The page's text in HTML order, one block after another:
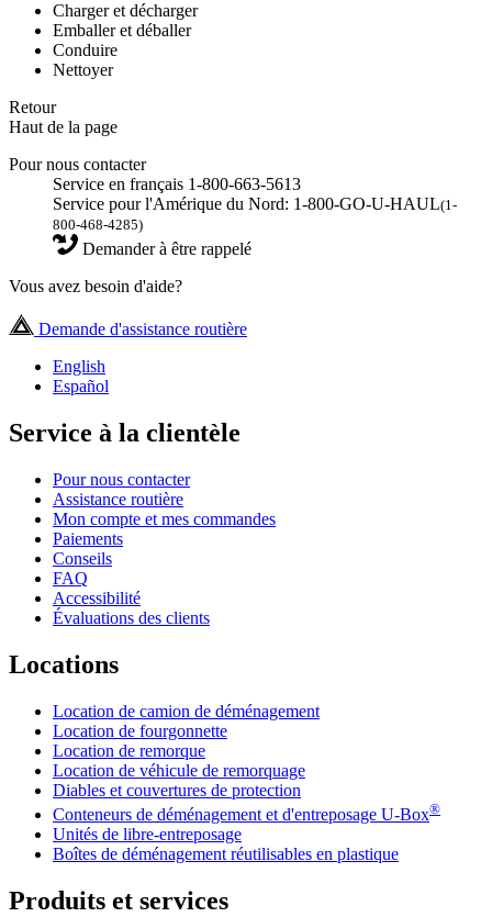
Charger et décharger
Emballer et déballer
Conduire
Nettoyer
Retour
Haut de la page
Pour nous contacter
Service en français 1-800-663-5613
Service pour l'Amérique du Nord: 1-800-GO-U-HAUL(1-
800-468-4285)
Demander à être rappelé
Vous avez besoin d'aide?
Demande d'assistance routière
English
Español
Service à la clientèle
Pour nous contacter
Assistance routière
Mon compte et mes commandes
Paiements
Conseils
FAQ
Accessibilité
Évaluations des clients
Locations
Location de camion de déménagement
Location de fourgonnette
Location de remorque
Location de véhicule de remorquage
Diables et couvertures de protection
Conteneurs de déménagement et d'entreposage U-Box®
Unités de libre-entreposage
Boîtes de déménagement réutilisables en plastique
Produits et services